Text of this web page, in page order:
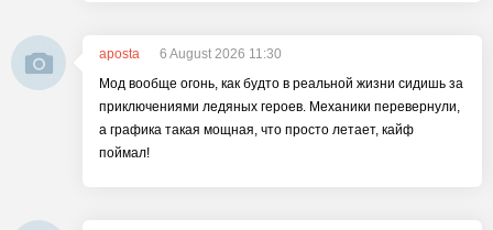
aposta
6 August 2026 11:30
Мод вообще огонь, как будто в реальной жизни сидишь за
приключениями ледяных героев. Механики перевернули,
а графика такая мощная, что просто летает, кайф
поймал!